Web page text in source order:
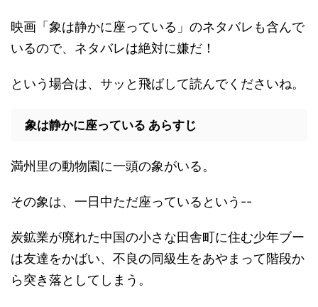
映画「象は静かに座っている」のネタバレも含んで
いるので、ネタバレは絶対に嫌だ！
という場合は、サッと飛ばして読んでくださいね。
象は静かに座っている あらすじ
満州里の動物園に一頭の象がいる。
その象は、一日中ただ座っているという--
炭鉱業が廃れた中国の小さな田舎町に住む少年ブー
は友達をかばい、不良の同級生をあやまって階段か
ら突き落としてしまう。